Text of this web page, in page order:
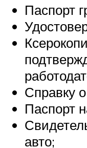
Паспорт
Справку
Паспорт
авто;